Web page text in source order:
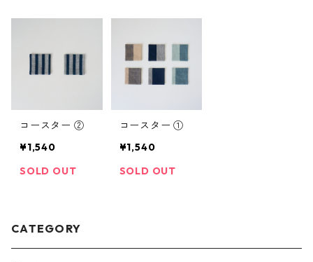
コースター ②
¥1,540
SOLD OUT
コースター ①
¥1,540
SOLD OUT
CATEGORY